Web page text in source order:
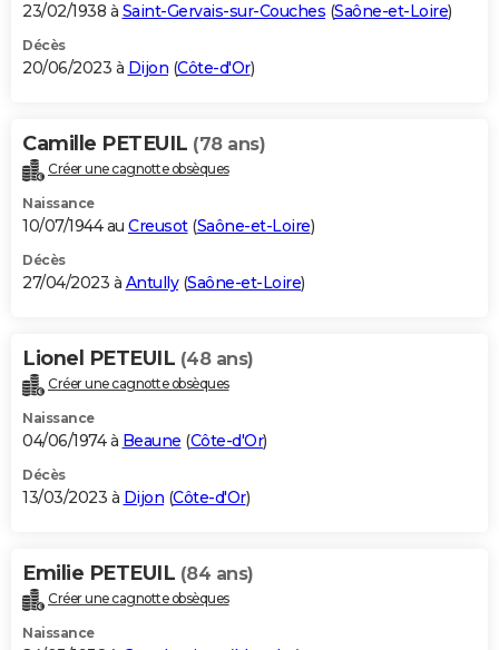
23/02/1938 à Saint-Gervais-sur-Couches (Saône-et-Loire)
Décès
20/06/2023 à Dijon (Côte-d'Or)
Camille PETEUIL (78 ans)
Créer une cagnotte obsèques
Naissance
10/07/1944 au Creusot(Saône-et-Loire)
Décès
27/04/2023 à Antully(Saône-et-Loire)
Lionel PETEUIL (48 ans)
Créer une cagnotte obsèques
Naissance
04/06/1974 à Beaune (Côte-d'Or)
Décès
13/03/2023 à Dijon (Côte-d'Or)
Emilie PETEUIL (84 ans)
Créer une cagnotte obsèques
Naissance